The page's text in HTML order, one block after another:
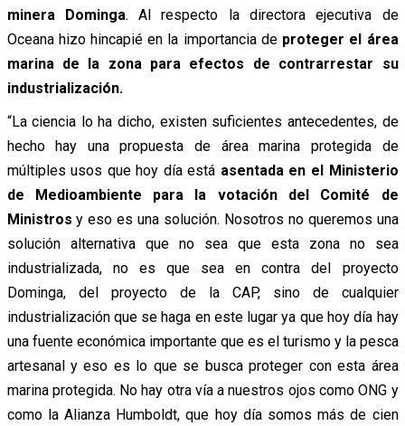
minera Dominga. Al respecto la directora ejecutiva de
Oceana hizo hincapié en la importancia de proteger el área
marina de la zona para efectos de contrarrestar su
industrialización.
“La ciencia lo ha dicho, existen suficientes antecedentes, de
hecho hay una propuesta de área marina protegida de
múltiples usos que hoy día está asentada en el Ministerio
de Medioambiente para la votación del Comité de
Ministros y eso es una solución. Nosotros no queremos una
solución alternativa que no sea que esta zona no sea
industrializada, no es que sea en contra del proyecto
Dominga, del proyecto de la CAP, sino de cualquier
industrialización que se haga en este lugar ya que hoy día hay
una fuente económica importante que es el turismo y la pesca
artesanal y eso es lo que se busca proteger con esta área
marina protegida. No hay otra vía a nuestros ojos como ONG y
como la Alianza Humboldt, que hoy día somos más de cien